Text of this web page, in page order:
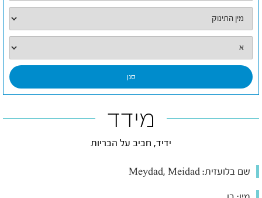
מידד
ידיד, חביב על הבריות
שם בלועזית: